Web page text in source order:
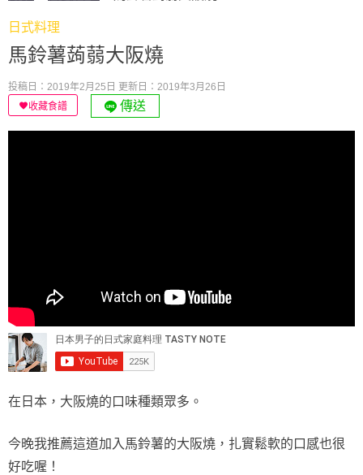
日式料理
馬鈴薯蒟蒻大阪燒
投稿日：2019年2月25日 更新日：2019年3月26日
收藏食譜
傳送
在日本，大阪燒的口味種類眾多。
今晚我推薦這道加入馬鈴薯的大阪燒，扎實鬆軟的口感也很
好吃喔！